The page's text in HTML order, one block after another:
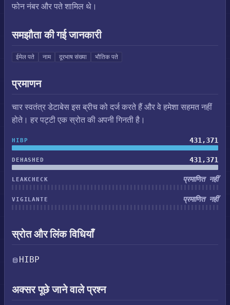
फोन नंबर और पते शामिल थे।
समझौता की गई जानकारी
ईमेल पते नाम दूरभाष संख्या भौतिक पते
प्रमाणन
चार स्वतंत्र डेटाबेस इस ब्रीच को दर्ज करते हैं और वे हमेशा सहमत नहीं
होते। हर पट्टी एक स्रोत की अपनी गिनती है।
HIBP 431,371
DEHASHED 431,371
LEAKCHECK प्रमाणित नहीं
VIGILANTE प्रमाणित नहीं
स्रोत और लिंक विधियाँ
HIBP
अक्सर पूछे जाने वाले प्रश्न